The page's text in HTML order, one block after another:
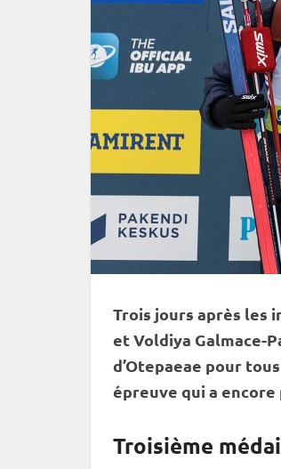
Trois jours après les
et Voldiya Galmace-
d’Otepaeae pour
épreuve qui a encore
Troisième